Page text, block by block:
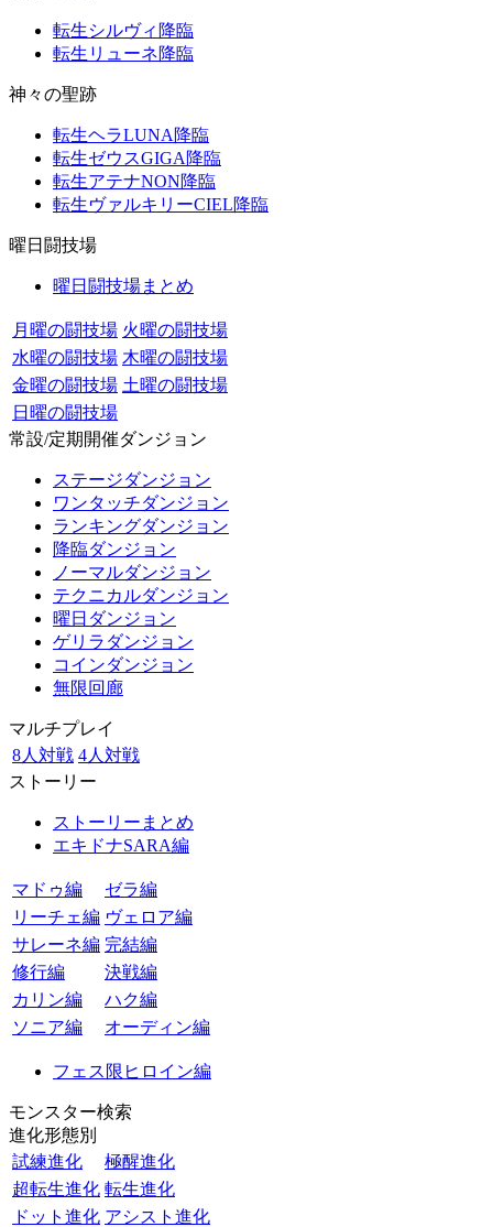
転生シルヴィ降臨
転生リューネ降臨
神々の聖跡
転生ヘラLUNA降臨
転生ゼウスGIGA降臨
転生アテナNON降臨
転生ヴァルキリーCIEL降臨
曜日闘技場
曜日闘技場まとめ
月曜の闘技場 火曜の闘技場
水曜の闘技場 木曜の闘技場
金曜の闘技場 土曜の闘技場
日曜の闘技場
常設/定期開催ダンジョン
ステージダンジョン
ワンタッチダンジョン
ランキングダンジョン
降臨ダンジョン
ノーマルダンジョン
テクニカルダンジョン
曜日ダンジョン
ゲリラダンジョン
コインダンジョン
無限回廊
マルチプレイ
8人対戦 4人対戦
ストーリー
ストーリーまとめ
エキドナSARA編
マドゥ編
ゼラ編
リーチェ編 ヴェロア編
サレーネ編 完結編
修行編
決戦編
カリン編
ハク編
ソニア編
オーディン編
フェス限ヒロイン編
モンスター検索
進化形態別
試練進化
極醒進化
超転生進化 転生進化
ドット進化 アシスト進化